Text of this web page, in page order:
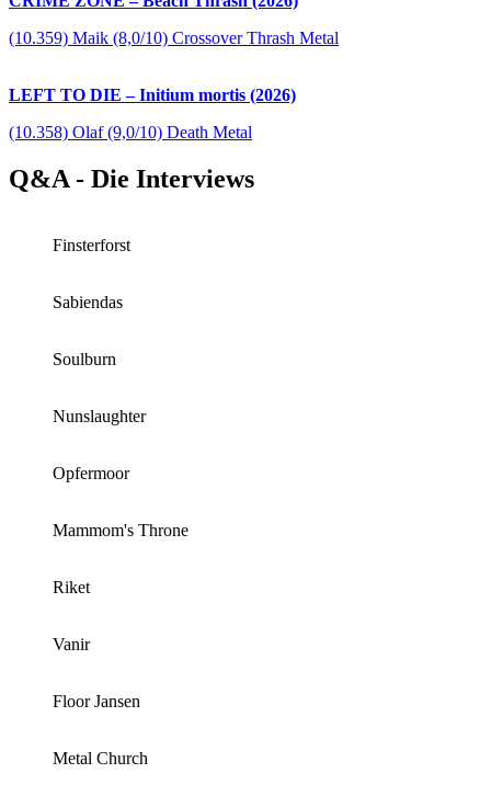
(10.359) Maik (8,0/10) Crossover Thrash Metal
LEFT TO DIE – Initium mortis (2026)
(10.358) Olaf (9,0/10) Death Metal
Q&A - Die Interviews
Finsterforst
Sabiendas
Soulburn
Nunslaughter
Opfermoor
Mammom's Throne
Riket
Vanir
Floor Jansen
Metal Church